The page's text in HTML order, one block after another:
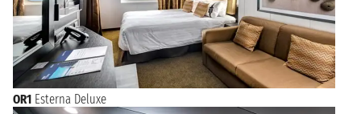
OR1 Esterna Deluxe